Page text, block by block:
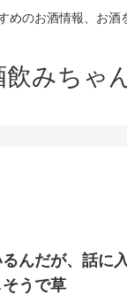
のお酒情報、お
飲みちゃ
んだが、話に
うで草